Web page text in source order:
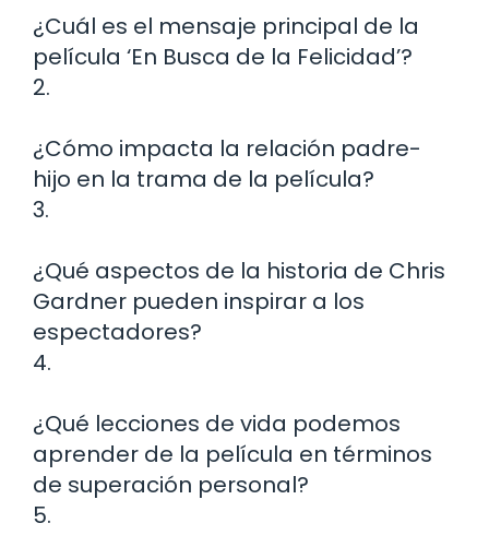
¿Cuál es el mensaje principal de la
película ‘En Busca de la Felicidad’?
2.
¿Cómo impacta la relación padre-
hijo en la trama de la película?
3.
¿Qué aspectos de la historia de Chris
Gardner pueden inspirar a los
espectadores?
4.
¿Qué lecciones de vida podemos
aprender de la película en términos
de superación personal?
5.